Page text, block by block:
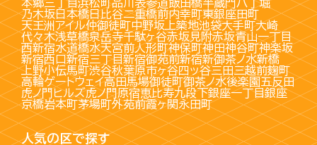
本郷三丁目浜松町品川 表参道飯田橋半蔵門八丁堀
乃木坂日本橋日比谷二重橋前内幸町東銀座田町
天王洲アイル仲御徒町中野坂上築地池袋大手町大崎
代々木浅草橋泉岳寺千駄ヶ谷赤坂見附赤坂青山一丁目
西新宿水道橋水天宮前人形町神保町神田神谷町神楽坂
新宿西口新宿三丁目新宿御苑前新宿新御茶ノ水新橋
上野小伝馬町渋谷秋葉原市ヶ谷四ッ谷三田三越前麹町
高輪ゲートウェイ高田馬場御徒町御茶ノ水後楽園五反田
虎ノ門ヒルズ虎ノ門原宿恵比寿九段下銀座一丁目銀座
京橋岩本町茅場町外苑前霞ヶ関永田町
人気の区で探す